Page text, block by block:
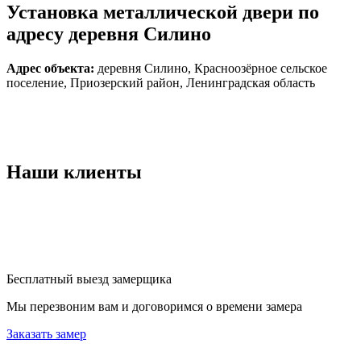
Установка металлической двери по
адресу деревня Силино
Адрес объекта: деревня Силино, Красноозёрное сельское
поселение, Приозерский район, Ленинградская область
Наши клиенты
Бесплатный выезд замерщика
Мы перезвоним вам и договоримся о времени замера
Заказать замер